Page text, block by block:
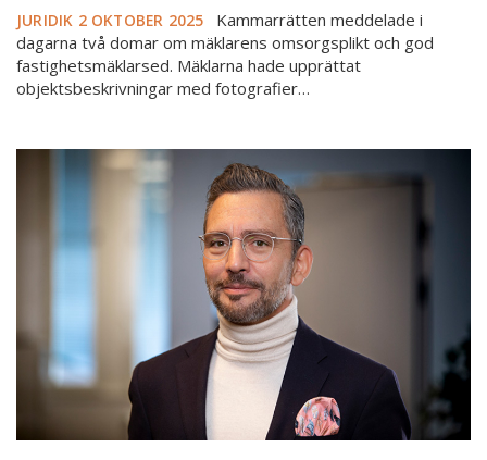
JURIDIK 2 OKTOBER 2025
Kammarrätten meddelade i
dagarna två domar om mäklarens omsorgsplikt och god
fastighetsmäklarsed. Mäklarna hade upprättat
objektsbeskrivningar med fotografier…
Kan
verkligen
fastighetsmäklare?